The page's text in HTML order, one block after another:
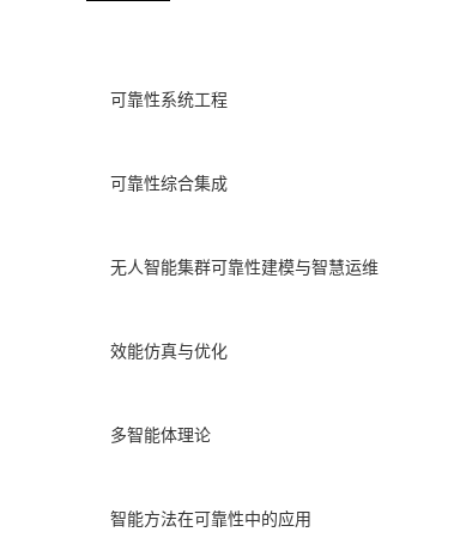
可靠性系统工程
可靠性综合集成
无人智能集群可靠性建模与智慧运维
效能仿真与优化
多智能体理论
智能方法在可靠性中的应用